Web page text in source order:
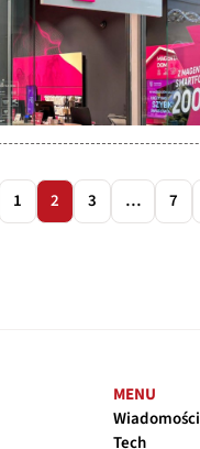
1 2 3 … 7
MENU
Wiadomości
Tech